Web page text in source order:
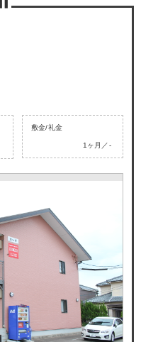
敷金/礼金
1ヶ月／-